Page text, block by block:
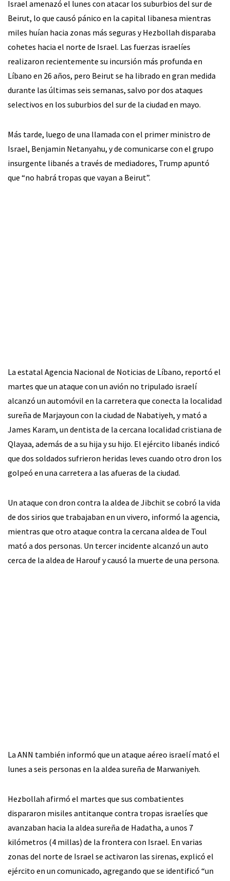
Israel amenazó el lunes con atacar los suburbios del sur de
Beirut, lo que causó pánico en la capital libanesa mientras
miles huían hacia zonas más seguras y Hezbollah disparaba
cohetes hacia el norte de Israel. Las fuerzas israelíes
realizaron recientemente su incursión más profunda en
Líbano en 26 años, pero Beirut se ha librado en gran medida
durante las últimas seis semanas, salvo por dos ataques
selectivos en los suburbios del sur de la ciudad en mayo.
Más tarde, luego de una llamada con el primer ministro de
Israel, Benjamin Netanyahu, y de comunicarse con el grupo
insurgente libanés a través de mediadores, Trump apuntó
que “no habrá tropas que vayan a Beirut”.
La estatal Agencia Nacional de Noticias de Líbano, reportó el
martes que un ataque con un avión no tripulado israelí
alcanzó un automóvil en la carretera que conecta la localidad
sureña de Marjayoun con la ciudad de Nabatiyeh, y mató a
James Karam, un dentista de la cercana localidad cristiana de
Qlayaa, además de a su hija y su hijo. El ejército libanés indicó
que dos soldados sufrieron heridas leves cuando otro dron los
golpeó en una carretera a las afueras de la ciudad.
Un ataque con dron contra la aldea de Jibchit se cobró la vida
de dos sirios que trabajaban en un vivero, informó la agencia,
mientras que otro ataque contra la cercana aldea de Toul
mató a dos personas. Un tercer incidente alcanzó un auto
cerca de la aldea de Harouf y causó la muerte de una persona.
La ANN también informó que un ataque aéreo israelí mató el
lunes a seis personas en la aldea sureña de Marwaniyeh.
Hezbollah afirmó el martes que sus combatientes
dispararon misiles antitanque contra tropas israelíes que
avanzaban hacia la aldea sureña de Hadatha, a unos 7
kilómetros (4 millas) de la frontera con Israel. En varias
zonas del norte de Israel se activaron las sirenas, explicó el
ejército en un comunicado, agregando que se identificó “un